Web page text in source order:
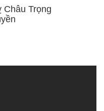
Châu Trọng